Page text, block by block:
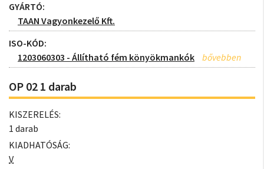
GYÁRTÓ:
TAAN Vagyonkezelő Kft.
ISO-KÓD:
1203060303 - Állítható fém könyökmankók
OP 02 1 darab
KISZERELÉS:
1 darab
KIADHATÓSÁG:
V